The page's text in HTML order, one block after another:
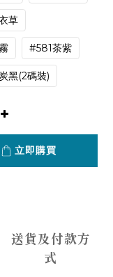
草
#581茶紫
黑(2碼裝)
立即購買
送貨及付款方
式